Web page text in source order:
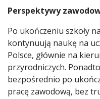
Perspektywy
Po ukończeniu szkoły
kontynuują naukę na
Polsce, głównie na
przyrodniczych.
bezpośrednio po
pracę zawodową, bez